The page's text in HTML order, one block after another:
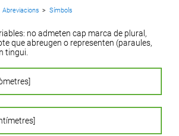
Abreviacions > Símbols
no admeten cap marca de plural,
que abreugen o representen (paraules,
tingui.